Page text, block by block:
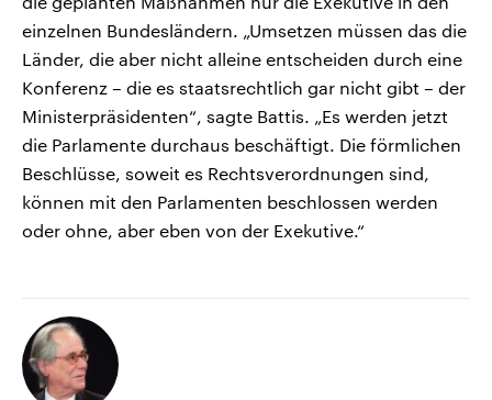
einzelnen Bundesländern. „Umsetzen müssen das die
Länder, die aber nicht alleine entscheiden durch eine
Konferenz – die es staatsrechtlich gar nicht gibt – der
Ministerpräsidenten“, sagte Battis. „Es werden jetzt
die Parlamente durchaus beschäftigt. Die förmlichen
Beschlüsse, soweit es Rechtsverordnungen sind,
können mit den Parlamenten beschlossen werden
oder ohne, aber eben von der Exekutive.“